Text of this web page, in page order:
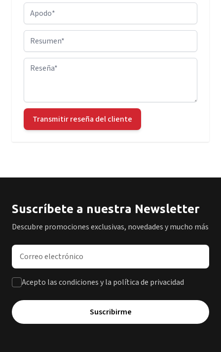
Apodo
Resumen
Reseña
Transmitir reseña del cliente
Suscríbete a nuestra Newsletter
Descubre promociones exclusivas, novedades y mucho más
Dirección de correo electrónico
Acepto las condiciones y la política de privacidad
Suscribirme